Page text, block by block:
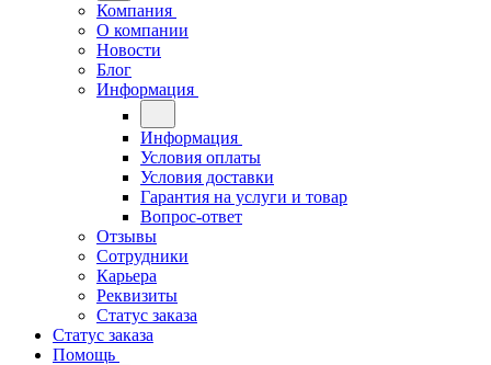
Компания
О компании
Новости
Блог
Информация
Информация
Условия оплаты
Условия доставки
Гарантия на услуги и товар
Вопрос-ответ
Отзывы
Сотрудники
Карьера
Реквизиты
Статус заказа
Статус заказа
Помощь